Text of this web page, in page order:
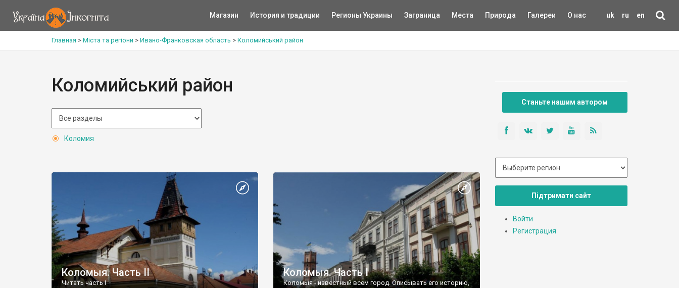
uk ru en
Магазин История и традиции Регионы Украины Заграница Места Природа Галереи О нас
Главная > Міста та регіони > Ивано-Франковская область > Коломийський район
Коломийський район
Коломия
Коломыя. Часть ІІ
Читать часть І
Коломыя. Часть І
Коломыя - известный всем город. Описывать его историю,
Станьте нашим автором
Підтримати сайт
Войти
Регистрация